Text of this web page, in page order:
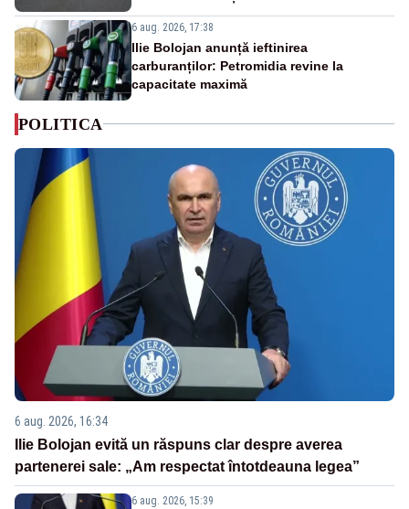
6 aug. 2026, 17:38
Ilie Bolojan anunță ieftinirea
carburanților: Petromidia revine la
capacitate maximă
POLITICA
6 aug. 2026, 16:34
Ilie Bolojan evită un răspuns clar despre averea
partenerei sale: „Am respectat întotdeauna legea”
6 aug. 2026, 15:39